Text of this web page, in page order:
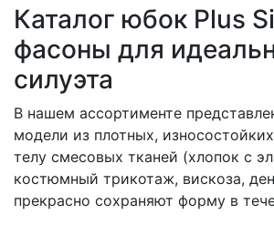
Каталог юбок Plus
фасоны для
силуэта
В нашем ассортименте
модели из плотных,
телу смесовых тканей (хлопок с
костюмный трикотаж, вискоза,
прекрасно сохраняют форму в